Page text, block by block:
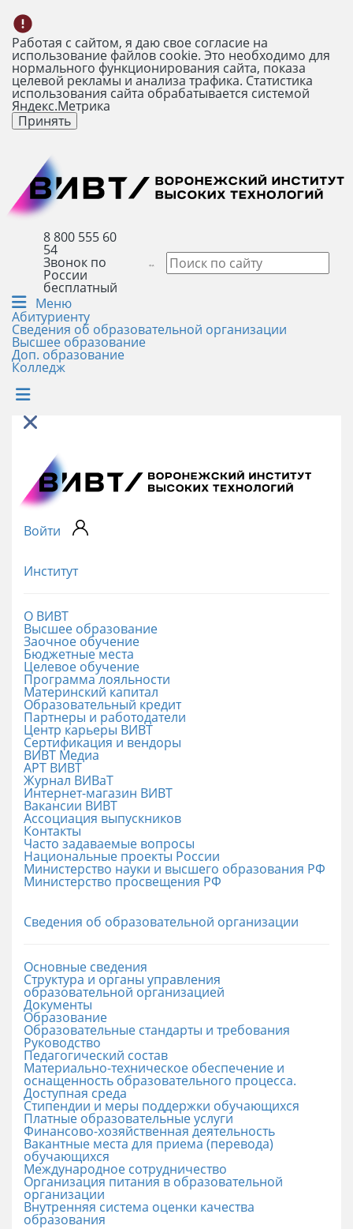
Работая с сайтом, я даю свое согласие на
использование файлов cookie. Это необходимо для
нормального функционирования сайта, показа
целевой рекламы и анализа трафика. Статистика
использования сайта обрабатывается системой
Яндекс.Метрика
Принять
8 800 555 60
54
Звонок по
России
бесплатный
Меню
Абитуриенту
Сведения об образовательной организации
Высшее образование
Доп. образование
Колледж
Войти
Институт
О ВИВТ
Высшее образование
Заочное обучение
Бюджетные места
Целевое обучение
Программа лояльности
Материнский капитал
Образовательный кредит
Партнеры и работодатели
Центр карьеры ВИВТ
Сертификация и вендоры
ВИВТ Медиа
АРТ ВИВТ
Журнал ВИВаТ
Интернет-магазин ВИВТ
Вакансии ВИВТ
Ассоциация выпускников
Контакты
Часто задаваемые вопросы
Национальные проекты России
Министерство науки и высшего образования РФ
Министерство просвещения РФ
Сведения об образовательной организации
Основные сведения
Структура и органы управления
образовательной организацией
Документы
Образование
Образовательные стандарты и требования
Руководство
Педагогический состав
Материально-техническое обеспечение и
оснащенность образовательного процесса.
Доступная среда
Стипендии и меры поддержки обучающихся
Платные образовательные услуги
Финансово-хозяйственная деятельность
Вакантные места для приема (перевода)
обучающихся
Международное сотрудничество
Организация питания в образовательной
организации
Внутренняя система оценки качества
образования